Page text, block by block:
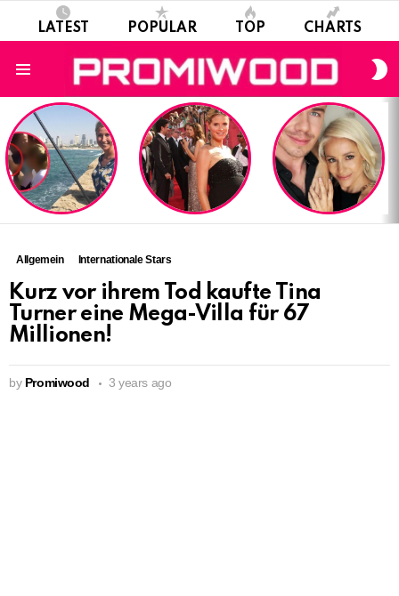
LATEST POPULAR TOP CHARTS
LATEST
STORIES
Allgemein Internationale Stars
Kurz vor ihrem Tod kaufte Tina
Turner eine Mega-Villa für 67
Millionen!
by Promiwood 3 years ago